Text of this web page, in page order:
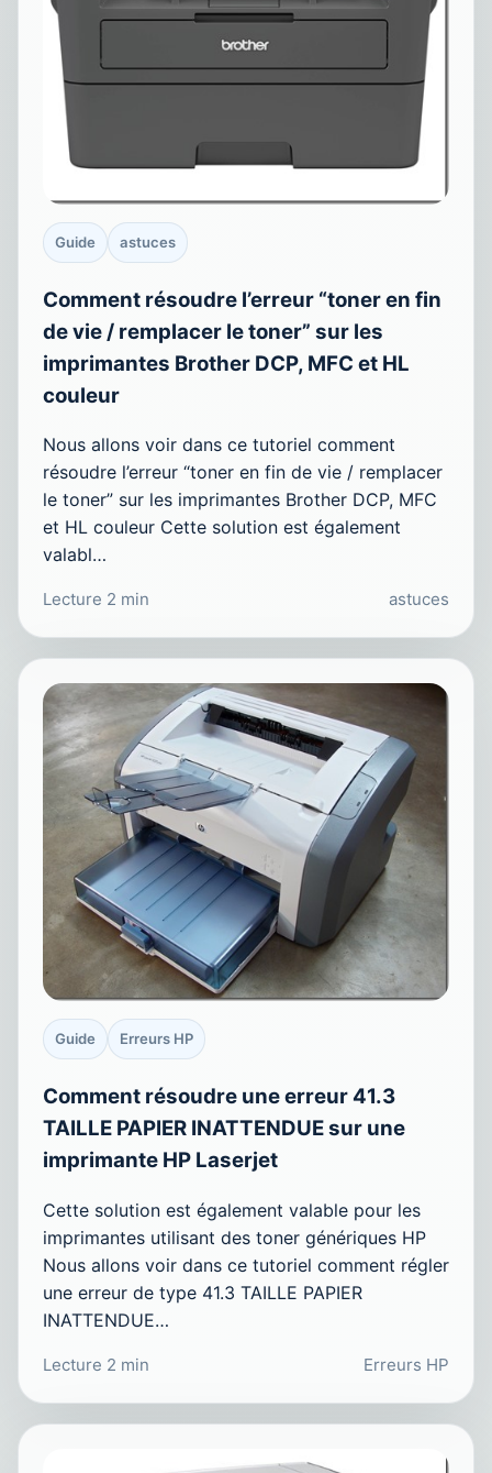
Guide astuces
Comment résoudre l’erreur “toner en fin
de vie / remplacer le toner” sur les
imprimantes Brother DCP, MFC et HL
couleur
Nous allons voir dans ce tutoriel comment
résoudre l’erreur “toner en fin de vie / remplacer
le toner” sur les imprimantes Brother DCP, MFC
et HL couleur Cette solution est également
valabl…
Lecture 2 min astuces
Guide Erreurs HP
Comment résoudre une erreur 41.3
TAILLE PAPIER INATTENDUE sur une
imprimante HP Laserjet
Cette solution est également valable pour les
imprimantes utilisant des toner génériques HP
Nous allons voir dans ce tutoriel comment régler
une erreur de type 41.3 TAILLE PAPIER
INATTENDUE…
Lecture 2 min Erreurs HP